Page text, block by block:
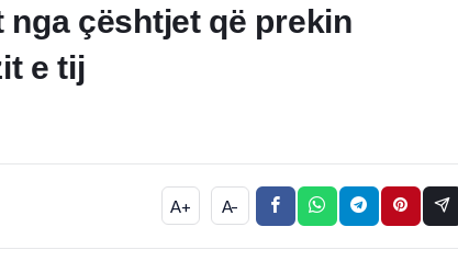
çështjet që prekin
e tij
A+ A-